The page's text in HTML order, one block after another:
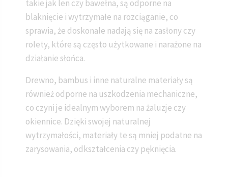
takie jak len czy bawełna, są odporne na
blaknięcie i wytrzymałe na rozciąganie, co
sprawia, że doskonale nadają się na zasłony czy
rolety, które są często użytkowane i narażone na
działanie słońca.
Drewno, bambus i inne naturalne materiały są
również odporne na uszkodzenia mechaniczne,
co czyni je idealnym wyborem na żaluzje czy
okiennice. Dzięki swojej naturalnej
wytrzymałości, materiały te są mniej podatne na
zarysowania, odkształcenia czy pęknięcia.